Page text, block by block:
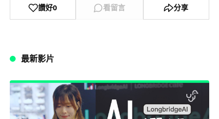
讚好0 看留言 分享
最新影片